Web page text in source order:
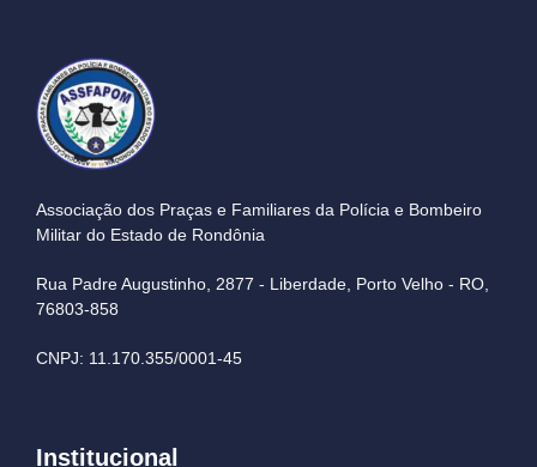
Associação dos Praças e Familiares da Polícia e Bombeiro
Militar do Estado de Rondônia
Rua Padre Augustinho, 2877 - Liberdade, Porto Velho - RO,
76803-858
CNPJ: 11.170.355/0001-45
Institucional